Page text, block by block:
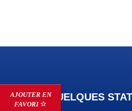
QUELQUES
AJOUTER EN
FAVORI